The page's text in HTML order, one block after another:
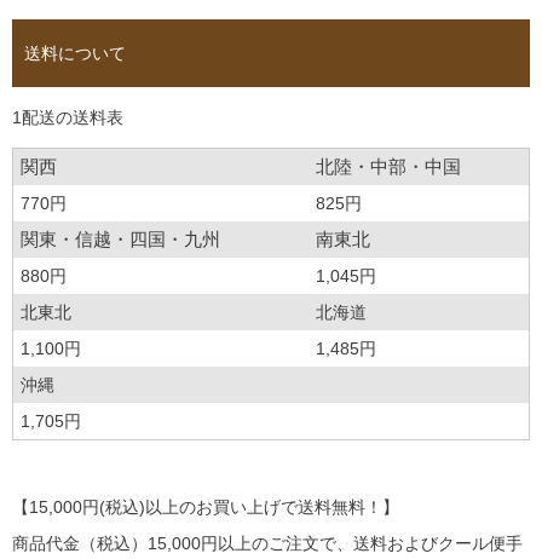
送料について
1配送の送料表
関西 北陸・中部・中国
770円 825円
関東・信越・四国・九州 南東北
880円
1,045円
北東北
北海道
1,100円
1,485円
沖縄
1,705円
【15,000円(税込)以上のお買い上げで送料無料！】
商品代金（税込）15,000円以上のご注文で、送料およびクール便手